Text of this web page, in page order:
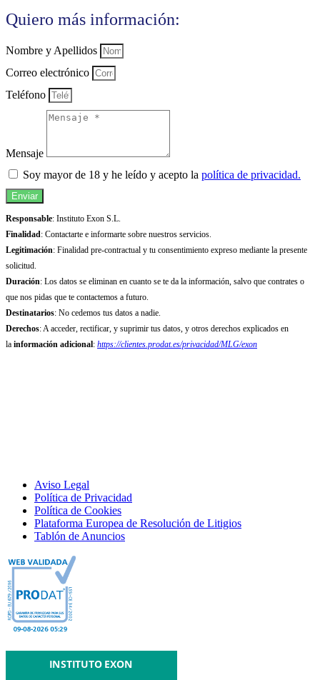
Quiero más información:
Nombre y Apellidos
Correo electrónico
Teléfono
Mensaje
Soy mayor de 18 y he leído y acepto la política de privacidad.
Enviar
Responsable: Instituto Exon S.L.
Finalidad: Contactarte e informarte sobre nuestros servicios.
Legitimación: Finalidad pre-contractual y tu consentimiento expreso mediante la presente
solicitud.
Duración: Los datos se eliminan en cuanto se te da la información, salvo que contrates o
que nos pidas que te contactemos a futuro.
Destinatarios: No cedemos tus datos a nadie.
Derechos: A acceder, rectificar, y suprimir tus datos, y otros derechos explicados en
la información adicional: https://clientes.prodat.es/privacidad/MLG/exon
Aviso Legal
Política de Privacidad
Política de Cookies
Plataforma Europea de Resolución de Litigios
Tablón de Anuncios